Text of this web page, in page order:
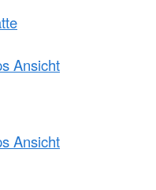
Ansicht
Ansicht